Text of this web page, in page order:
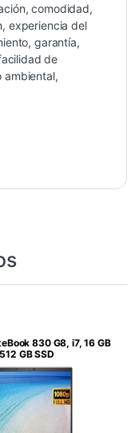
comodidad,
experiencia del
garantía,
de
ambiental,
830 G8, i7, 16 GB
GB SSD